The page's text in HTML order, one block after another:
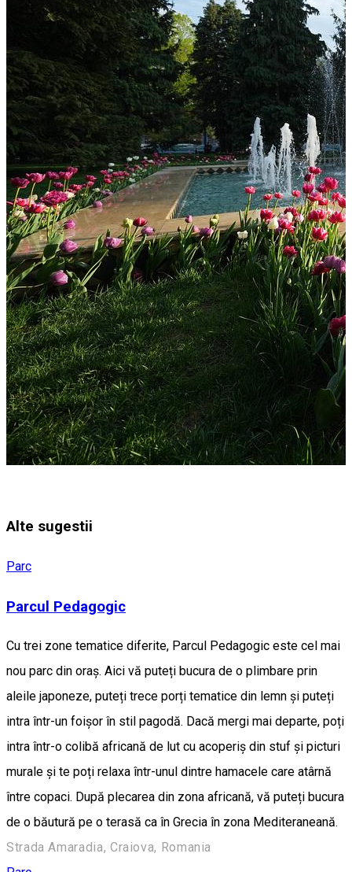
Alte sugestii
Parc
Parcul Pedagogic
Cu trei zone tematice diferite, Parcul Pedagogic este cel mai
nou parc din oraș. Aici vă puteți bucura de o plimbare prin
aleile japoneze, puteți trece porți tematice din lemn și puteți
intra într-un foișor în stil pagodă. Dacă mergi mai departe, poți
intra într-o colibă africană de lut cu acoperiș din stuf și picturi
murale și te poți relaxa într-unul dintre hamacele care atârnă
între copaci. După plecarea din zona africană, vă puteți bucura
de o băutură pe o terasă ca în Grecia în zona Mediteraneană.
Strada Amaradia, Craiova, Romania